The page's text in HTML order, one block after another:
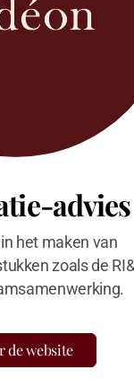
advies
het maken van
zoals de
de website